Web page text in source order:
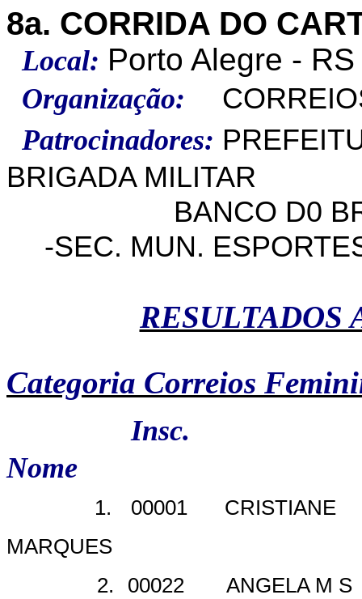
8a. CORRIDA DO
Local: Porto Alegre - RS
Organização:
Patrocinadores:
BRIGADA MILITAR
BANCO D0
-SEC. MUN.
RESULTADOS
Categoria Correios
Insc.
Nome
1. 00001
CRISTIANE
MARQUES
2.
00022
ANGELA M S